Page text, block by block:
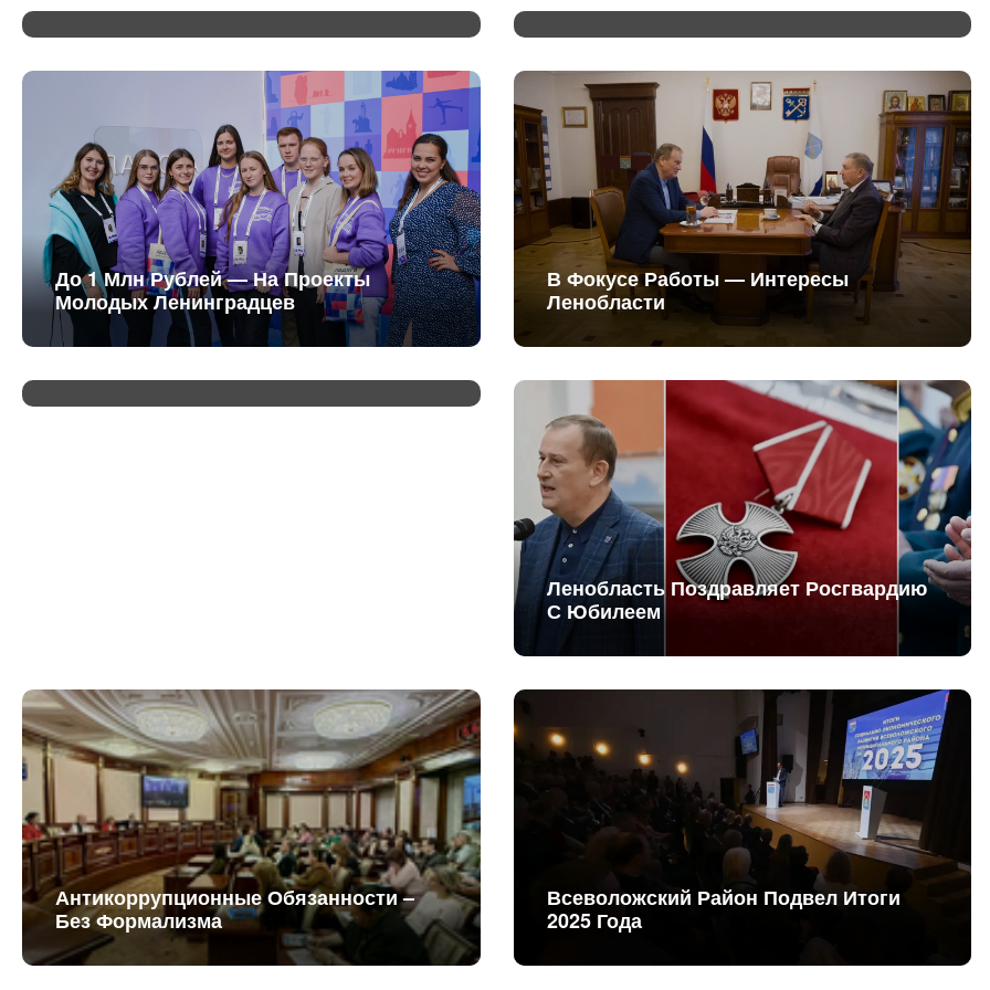
До 1 Млн Рублей — На Проекты
Молодых Ленинградцев
В Фокусе Работы — Интересы
Ленобласти
Ленобласть И Куба — Расширяют
Ленобласть Поздравляет Росгвардию
С Юбилеем
Антикоррупционные Обязанности –
Без Формализма
Всеволожский Район Подвел Итоги
2025 Года
Запись В Школы Стартует 1 Апреля На